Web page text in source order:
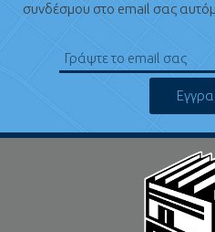
συνδέσμου στο email σας